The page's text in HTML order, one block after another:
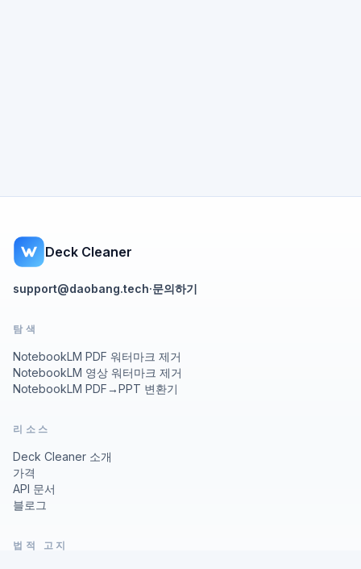
Deck Cleaner
support@daobang.tech·문의하기
탐색
NotebookLM PDF 워터마크 제거
NotebookLM 영상 워터마크 제거
NotebookLM PDF→PPT 변환기
리소스
Deck Cleaner 소개
가격
API 문서
블로그
법적 고지